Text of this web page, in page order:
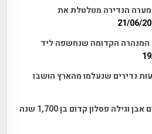
הנדירה מטלטלת את
21/06/
הקדומה שנחשפה ליד
נדירים שנעלמו מהארץ הושבו
פסלון קדום בן 1,700 שנה